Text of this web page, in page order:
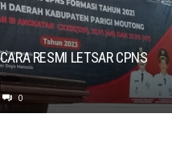
RESMI LETSAR CPNS
0